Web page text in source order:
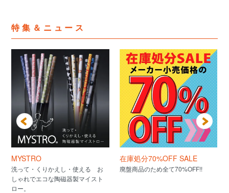
特集＆ニュース
MYSTRO
洗って・くりかえし・使える お
しゃれでエコな陶磁器製マイスト
ロー。
在庫処分70%OFF SALE
廃盤商品のため全て70%OFF!!